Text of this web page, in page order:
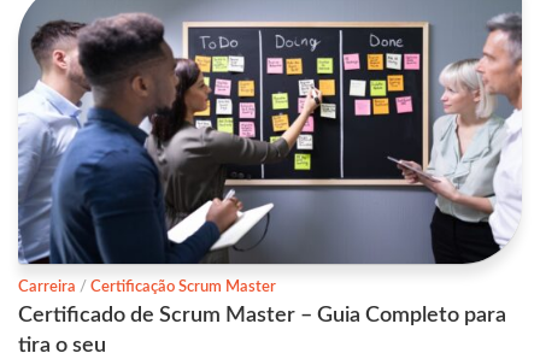
Carreira / Certificação Scrum Master
Certificado de Scrum Master – Guia Completo para
tira o seu